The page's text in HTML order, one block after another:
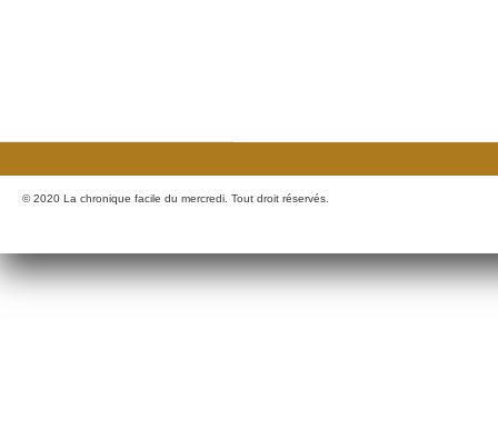
© 2020 La chronique facile du mercredi. Tout droit réservés.